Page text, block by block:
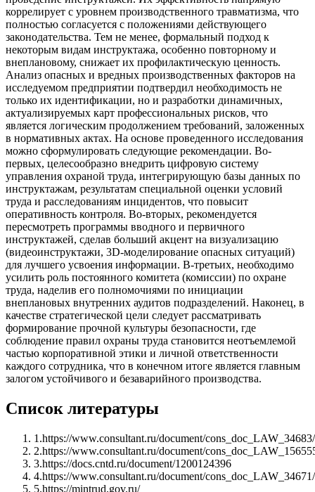
коррелирует с уровнем производственного травматизма, что
полностью согласуется с положениями действующего
законодательства. Тем не менее, формальный подход к
некоторым видам инструктажа, особенно повторному и
внеплановому, снижает их профилактическую ценность.
Анализ опасных и вредных производственных факторов на
исследуемом предприятии подтвердил необходимость не
только их идентификации, но и разработки динамичных,
актуализируемых карт профессиональных рисков, что
является логическим продолжением требований, заложенных
в нормативных актах. На основе проведенного исследования
можно сформулировать следующие рекомендации. Во-
первых, целесообразно внедрить цифровую систему
управления охраной труда, интегрирующую базы данных по
инструктажам, результатам специальной оценки условий
труда и расследованиям инцидентов, что повысит
оперативность контроля. Во-вторых, рекомендуется
пересмотреть программы вводного и первичного
инструктажей, сделав больший акцент на визуализацию
(видеоинструктажи, 3D-моделирование опасных ситуаций)
для лучшего усвоения информации. В-третьих, необходимо
усилить роль постоянного комитета (комиссии) по охране
труда, наделив его полномочиями по инициации
внеплановых внутренних аудитов подразделений. Наконец, в
качестве стратегической цели следует рассматривать
формирование прочной культуры безопасности, где
соблюдение правил охраны труда становится неотъемлемой
частью корпоративной этики и личной ответственности
каждого сотрудника, что в конечном итоге является главным
залогом устойчивого и безаварийного производства.
Список литературы
1 .https://www.consultant.ru/document/cons_doc_LAW_34683/
2.https://www.consultant.ru/document/
3.https://docs.cntd.ru/document/1200124396
4.https://www.consultant.ru/document/cons_doc_LAW_34671/
5.https://mintrud.gov.ru/